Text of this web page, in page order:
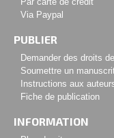
Via Paypal
PUBLIER
Demander des droits
Soumettre un
Instructions aux
Fiche de publication
INFORMATION